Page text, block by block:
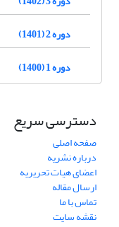
دوره 2 (1401)
دوره 1 (1400)
دسترسی سریع
صفحه اصلی
درباره نشریه
اعضای هیات تحریریه
ارسال مقاله
تماس با ما
نقشه سایت